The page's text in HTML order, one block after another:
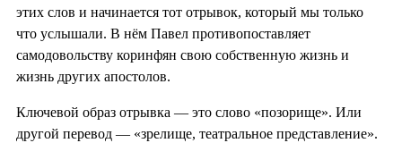
этих слов и начинается тот отрывок, который мы только
что услышали. В нём Павел противопоставляет
самодовольству коринфян свою собственную жизнь и
жизнь других апостолов.
Ключевой образ отрывка — это слово «позорище». Или
другой перевод — «зрелище, театральное представление».